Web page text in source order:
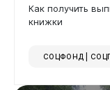
Как получить
книжки
СОЦФОНД |